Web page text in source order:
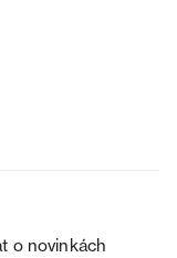
o novinkách